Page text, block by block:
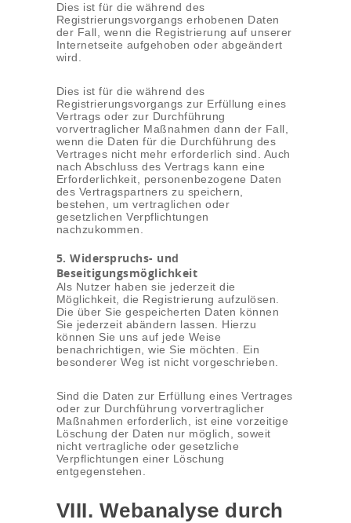
Dies ist für die während des
Registrierungsvorgangs erhobenen Daten
der Fall, wenn die Registrierung auf unserer
Internetseite aufgehoben oder abgeändert
wird.
Dies ist für die während des
Registrierungsvorgangs zur Erfüllung eines
Vertrags oder zur Durchführung
vorvertraglicher Maßnahmen dann der Fall,
wenn die Daten für die Durchführung des
Vertrages nicht mehr erforderlich sind. Auch
nach Abschluss des Vertrags kann eine
Erforderlichkeit, personenbezogene Daten
des Vertragspartners zu speichern,
bestehen, um vertraglichen oder
gesetzlichen Verpflichtungen
nachzukommen.
5. Widerspruchs- und
Beseitigungsmöglichkeit
Als Nutzer haben sie jederzeit die
Möglichkeit, die Registrierung aufzulösen.
Die über Sie gespeicherten Daten können
Sie jederzeit abändern lassen. Hierzu
können Sie uns auf jede Weise
benachrichtigen, wie Sie möchten. Ein
besonderer Weg ist nicht vorgeschrieben.
Sind die Daten zur Erfüllung eines Vertrages
oder zur Durchführung vorvertraglicher
Maßnahmen erforderlich, ist eine vorzeitige
Löschung der Daten nur möglich, soweit
nicht vertragliche oder gesetzliche
Verpflichtungen einer Löschung
entgegenstehen.
VIII. Webanalyse durch